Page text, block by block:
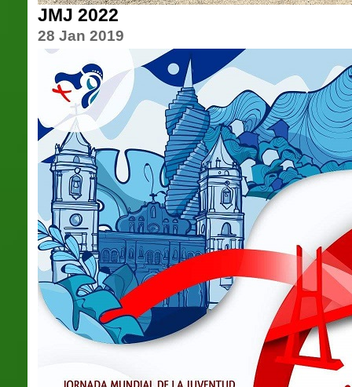
JMJ 2022
28 Jan 2019